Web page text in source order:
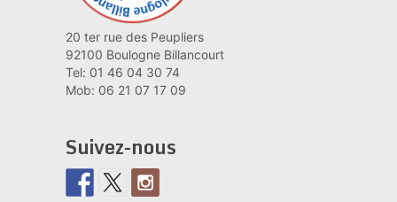
20 ter rue des Peupliers
92100 Boulogne Billancourt
Tel: 01 46 04 30 74
Mob: 06 21 07 17 09
Suivez-nous